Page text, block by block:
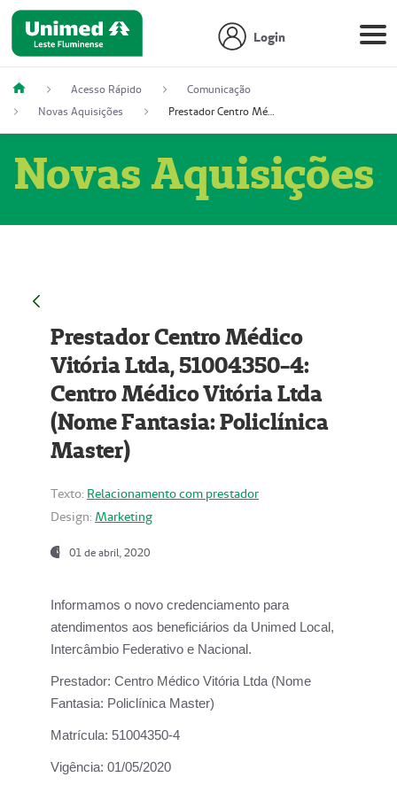
Login
Acesso Rápido
Comunicação
Novas Aquisições
Prestador Centro Médico Vitória Ltda, 51004350-4: Centro Médico Vitória Ltda (Nome Fantasia: Policlínica Master)
Novas Aquisições
Prestador Centro Médico
Vitória Ltda, 51004350-4:
Centro Médico Vitória Ltda
(Nome Fantasia: Policlínica
Master)
Texto: Relacionamento com prestador
Design: Marketing
01 de abril, 2020
Informamos o novo credenciamento para
atendimentos aos beneficiários da Unimed Local,
Intercâmbio Federativo e Nacional.
Prestador: Centro Médico Vitória Ltda (Nome
Fantasia: Policlínica Master)
Matrícula: 51004350-4
Vigência: 01/05/2020